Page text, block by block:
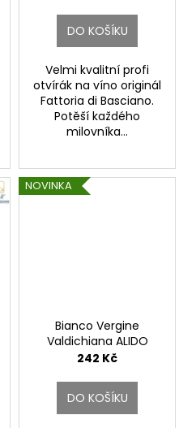
DO KOŠÍKU
Velmi kvalitní profi
otvírák na víno originál
Fattoria di Basciano.
Potěší každého
milovníka...
NOVINKA
Bianco Vergine
Valdichiana ALIDO
DOC
242 Kč
DO KOŠÍKU